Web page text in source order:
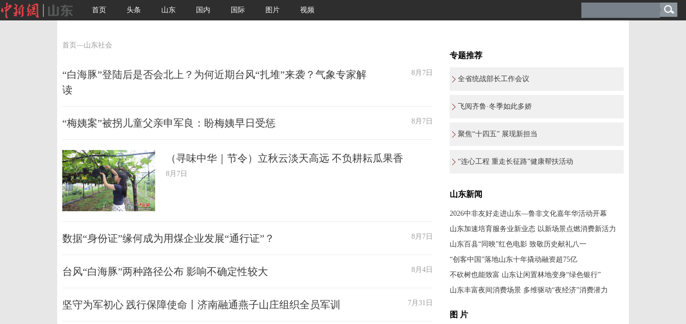
首页 头条 山东 国内 国际 图片 视频
首页 —山东社会
“白海豚”登陆后是否会北上？为何近期台风“扎堆”来袭？气象专家解
读
8月7日
“梅姨案”被拐儿童父亲申军良：盼梅姨早日受惩 8月7日
（寻味中华｜节令）立秋云淡天高远 不负耕耘瓜果香
8月7日
数据“身份证”缘何成为用煤企业发展“通行证”？ 8月7日
台风“白海豚”两种路径公布 影响不确定性较大 8月4日
坚守为军初心 践行保障使命丨济南融通燕子山庄组织全员军训 7月31日
专题推荐
全省统战部长工作会议
飞阅齐鲁·冬季如此多娇
聚焦“十四五” 展现新担当
“连心工程 重走长征路”健康帮扶活动
山东新闻
2026中非友好走进山东—鲁非文化嘉年华活动开幕
山东加速培育服务业新业态 以新场景点燃消费新活力
山东百县“同映”红色电影 致敬历史献礼八一
“创客中国”落地山东十年撬动融资超75亿
不砍树也能致富 山东让闲置林地变身“绿色银行”
山东丰富夜间消费场景 多维驱动“夜经济”消费潜力
图 片